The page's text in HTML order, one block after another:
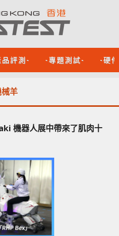
評測- -專題測試- -硬
羊
機器人展中帶來了肌肉十